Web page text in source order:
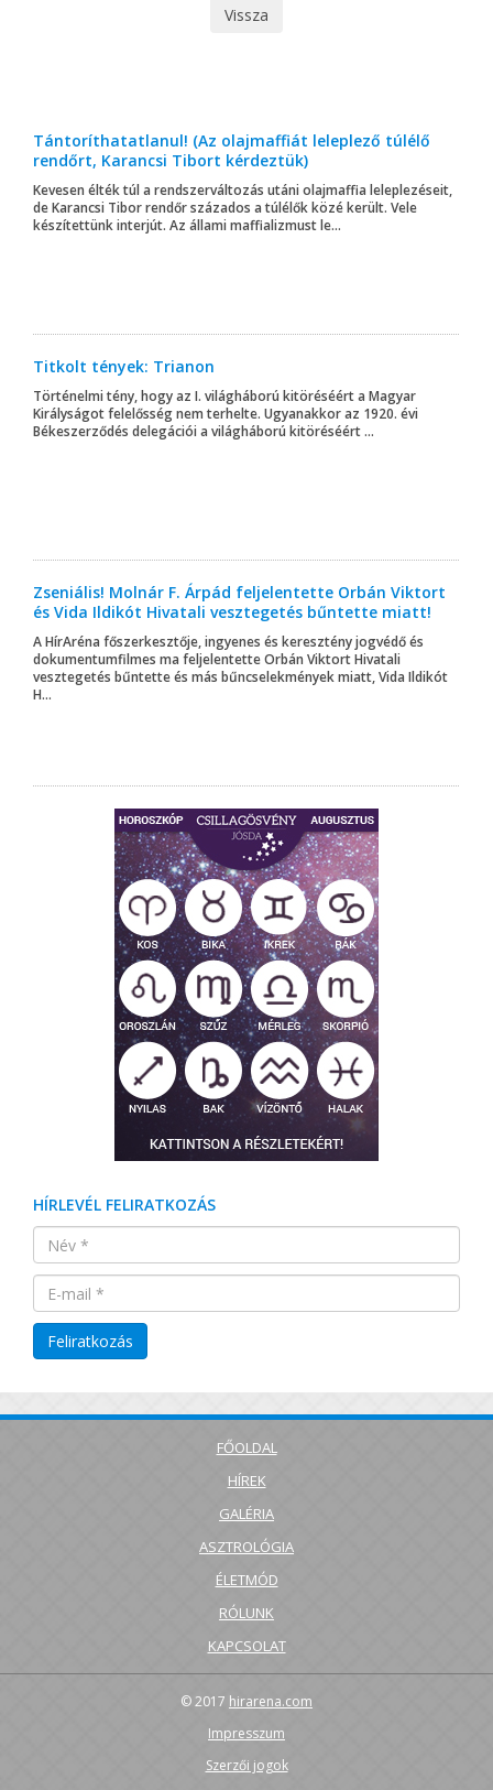
Vissza
Tántoríthatatlanul! (Az olajmaffiát leleplező túlélő
rendőrt, Karancsi Tibort kérdeztük)
Kevesen élték túl a rendszerváltozás utáni olajmaffia leleplezéseit,
de Karancsi Tibor rendőr százados a túlélők közé került. Vele
készítettünk interjút. Az állami maffializmust le...
Titkolt tények: Trianon
Történelmi tény, hogy az I. világháború kitöréséért a Magyar
Királyságot felelősség nem terhelte. Ugyanakkor az 1920. évi
Békeszerződés delegációi a világháború kitöréséért ...
Zseniális! Molnár F. Árpád feljelentette Orbán Viktort
és Vida Ildikót Hivatali vesztegetés bűntette miatt!
A HírAréna főszerkesztője, ingyenes és keresztény jogvédő és
dokumentumfilmes ma feljelentette Orbán Viktort Hivatali
vesztegetés bűntette és más bűncselekmények miatt, Vida Ildikót
H...
HÍRLEVÉL FELIRATKOZÁS
FŐOLDAL
HÍREK
GALÉRIA
ASZTROLÓGIA
ÉLETMÓD
RÓLUNK
KAPCSOLAT
© 2017 hirarena.com
Impresszum
Szerzői jogok